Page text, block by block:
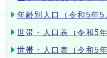
年齢別人口（令和5年5
世帯・人口表（令和5
世帯・人口表（令和5